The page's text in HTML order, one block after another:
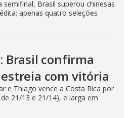
semifinal, Brasil superou chinesas
apenas quatro seleções
Brasil confirma
com vitória
e Thiago vence a Costa Rica por
21/13 e 21/14), e larga em